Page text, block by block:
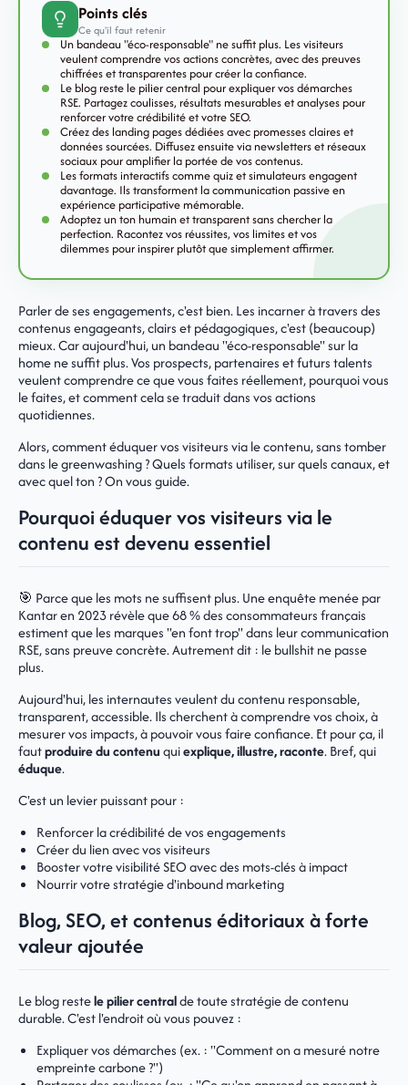
Points clés
Ce qu'il faut retenir
Un bandeau "éco-responsable" ne suffit plus. Les visiteurs
veulent comprendre vos actions concrètes, avec des preuves
chiffrées et transparentes pour créer la confiance.
Le blog reste le pilier central pour expliquer vos démarches
RSE. Partagez coulisses, résultats mesurables et analyses pour
renforcer votre crédibilité et votre SEO.
Créez des landing pages dédiées avec promesses claires et
données sourcées. Diffusez ensuite via newsletters et réseaux
sociaux pour amplifier la portée de vos contenus.
Les formats interactifs comme quiz et simulateurs engagent
davantage. Ils transforment la communication passive en
expérience participative mémorable.
Adoptez un ton humain et transparent sans chercher la
perfection. Racontez vos réussites, vos limites et vos
dilemmes pour inspirer plutôt que simplement affirmer.
Parler de ses engagements, c'est bien. Les incarner à travers des
contenus engageants, clairs et pédagogiques, c'est (beaucoup)
mieux. Car aujourd'hui, un bandeau "éco-responsable" sur la
home ne suffit plus. Vos prospects, partenaires et futurs talents
veulent comprendre ce que vous faites réellement, pourquoi vous
le faites, et comment cela se traduit dans vos actions
quotidiennes.
Alors, comment éduquer vos visiteurs via le contenu, sans tomber
dans le greenwashing ? Quels formats utiliser, sur quels canaux, et
avec quel ton ? On vous guide.
Pourquoi éduquer vos visiteurs via le
contenu est devenu essentiel
🎯 Parce que les mots ne suffisent plus. Une enquête menée par
Kantar en 2023 révèle que 68 % des consommateurs français
estiment que les marques "en font trop" dans leur communication
RSE, sans preuve concrète. Autrement dit : le bullshit ne passe
plus.
Aujourd'hui, les internautes veulent du contenu responsable,
transparent, accessible. Ils cherchent à comprendre vos choix, à
mesurer vos impacts, à pouvoir vous faire confiance. Et pour ça, il
fautproduire du contenuquiexplique, illustre, raconte. Bref, qui
éduque.
C'est un levier puissant pour :
Renforcer la crédibilité de vos engagements
Créer du lien avec vos visiteurs
Booster votre visibilité SEO avec des mots-clés à impact
Nourrir votre stratégie d'inbound marketing
Blog, SEO, et contenus éditoriaux à forte
valeur ajoutée
Le blog restele pilier centralde toute stratégie de contenu
durable. C'est l'endroit où vous pouvez :
Expliquer vos démarches (ex. : "Comment on a mesuré notre
empreinte carbone ?")